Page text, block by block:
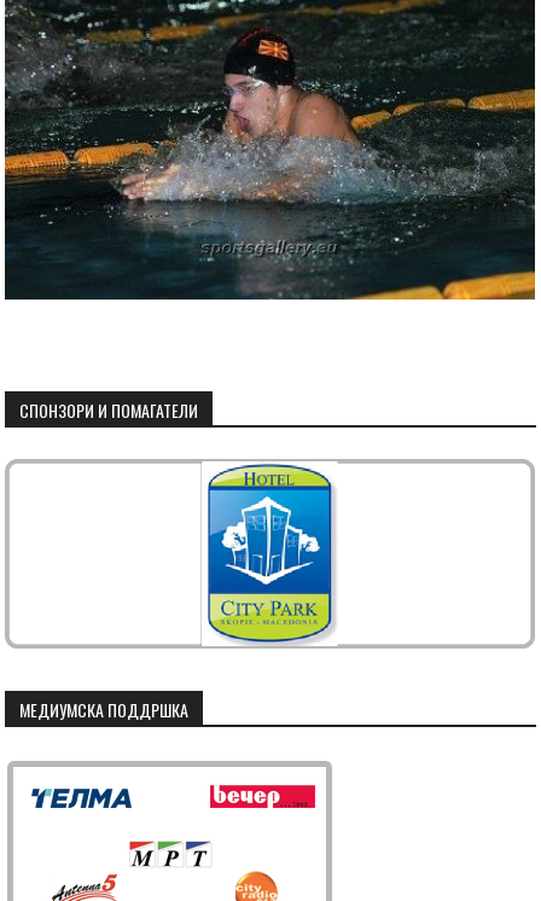
СПОНЗОРИ И ПОМАГАТЕЛИ
МЕДИУМСКА ПОДДРШКА